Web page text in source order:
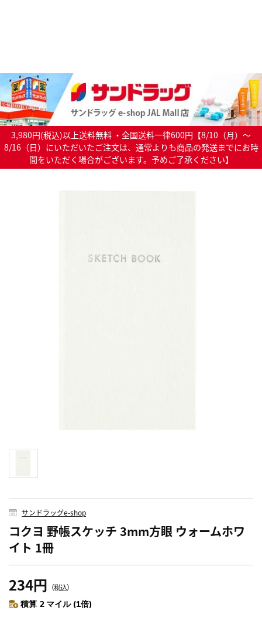
3,980円(税込)以上送料無料 ・全国送料一律600円【8/10（月）～
8/16（日）にいただいたご注文は、通常よりも商品の発送までにお時
間をいただく場合がございます。予めご了承ください】
サンドラッグe-shop
コクヨ 野帳スケッチ 3mm方眼 ウォームホワ
イト 1冊
234円 （税込）
積算 2 マイル (1倍)